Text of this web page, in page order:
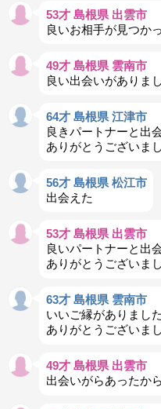
53才 島根県 出雲市
良いお相手が見つか
49才 島根県 雲南市
良い出会いがありま
64才 島根県 江津市
良きパートナーと出
ありがとうございまし
56才 島根県 松江市
出会えた
53才 島根県 出雲市
良いパートナーと出
ありがとうございま
63才 島根県 雲南市
いいご縁がありました
ありがとうございまし
49才 島根県 出雲市
出会いがらあったから